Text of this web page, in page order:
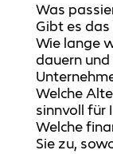
Was
Gibt es
Wie lange
dauern
Welche
sinnvoll für
Welche
Sie zu,